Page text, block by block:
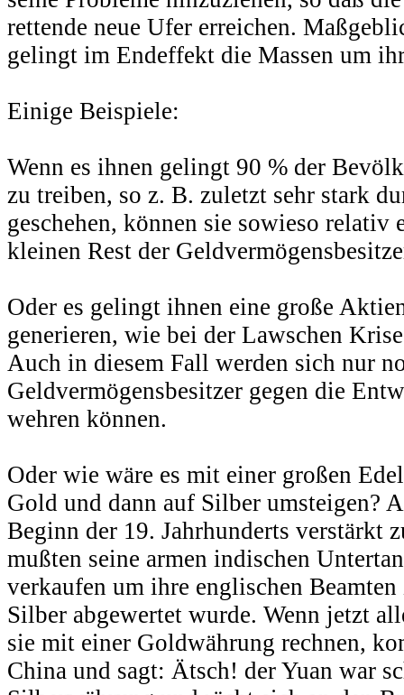
rettende neue Ufer erreichen.
gelingt im Endeffekt die Massen um
Einige Beispiele:
Wenn es ihnen gelingt 90 % der
zu treiben, so z. B. zuletzt sehr stark
geschehen, können sie sowieso relativ
kleinen Rest der
Oder es gelingt ihnen eine große
generieren, wie bei der Lawschen
Auch in diesem Fall werden sich nur
Geldvermögensbesitzer gegen die
wehren können.
Oder wie wäre es mit einer großen
Gold und dann auf Silber umsteigen?
Beginn der 19. Jahrhunderts verstärkt
mußten seine armen indischen
verkaufen um ihre englischen
Silber abgewertet wurde. Wenn jetzt
sie mit einer Goldwährung rechnen,
China und sagt: Ätsch! der Yuan war